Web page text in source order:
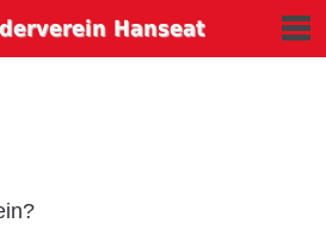
Hanseat